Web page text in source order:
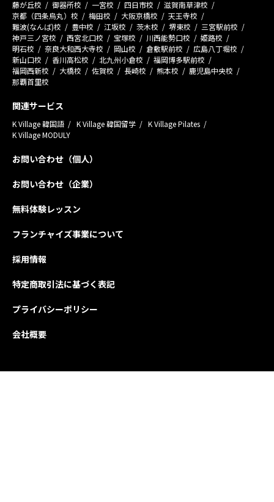
藤が丘校
御器所校 一宮校 四日市校
滋賀南草津校
京都（四条烏丸）校
梅田校 大阪京橋校
天王寺校
難波(なんば)校
豊中校 江坂校 茨木校 堺東校
三宮駅前校
神戸三ノ宮校
西宮北口校 宝塚校 川西能勢口校
姫路校
明石校
奈良大和西大寺校 岡山校 倉敷駅前校
広島八丁堀校
新山口校
香川高松校 北九州小倉校
福岡博多駅前校
福岡西新校
大橋校 佐賀校 長崎校 熊本校
鹿児島中央校
那覇首里校
関連サービス
K Village 韓国語 K Village 韓国留学
K Village Pilates
K Village MODULY
お問い合わせ（個人）
お問い合わせ（企業）
無料体験レッスン
フランチャイズ事業について
採用情報
特定商取引法に基づく表記
プライバシーポリシー
会社概要